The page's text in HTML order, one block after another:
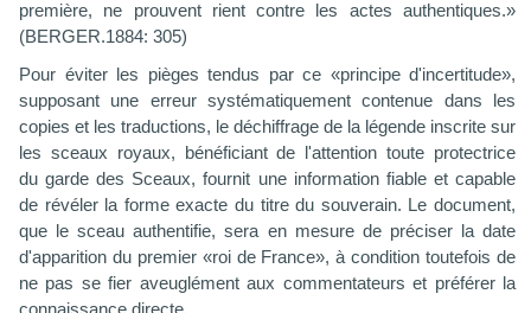
première, ne prouvent rient contre les actes authentiques.»
(BERGER.1884: 305)
Pour éviter les pièges tendus par ce «principe d'incertitude»,
supposant une erreur systématiquement contenue dans les
copies et les traductions, le déchiffrage de la légende inscrite sur
les sceaux royaux, bénéficiant de l'attention toute protectrice
du garde des Sceaux, fournit une information fiable et capable
de révéler la forme exacte du titre du souverain. Le document,
que le sceau authentifie, sera en mesure de préciser la date
d'apparition du premier «roi de France», à condition toutefois de
ne pas se fier aveuglément aux commentateurs et préférer la